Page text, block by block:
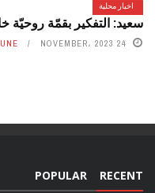
اخبار محلية
سعيد: التفكير بقمّة
24 NOVEMBER، 2023
RECENT
POPULAR